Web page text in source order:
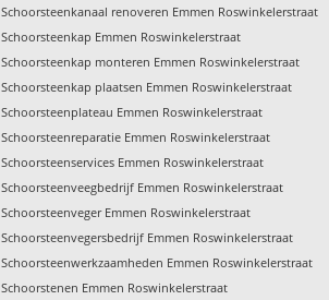
Schoorsteenkanaal renoveren Emmen Roswinkelerstraat
Schoorsteenkap Emmen Roswinkelerstraat
Schoorsteenkap monteren Emmen Roswinkelerstraat
Schoorsteenkap plaatsen Emmen Roswinkelerstraat
Schoorsteenplateau Emmen Roswinkelerstraat
Schoorsteenreparatie Emmen Roswinkelerstraat
Schoorsteenservices Emmen Roswinkelerstraat
Schoorsteenveegbedrijf Emmen Roswinkelerstraat
Schoorsteenveger Emmen Roswinkelerstraat
Schoorsteenvegersbedrijf Emmen Roswinkelerstraat
Schoorsteenwerkzaamheden Emmen Roswinkelerstraat
Schoorstenen Emmen Roswinkelerstraat